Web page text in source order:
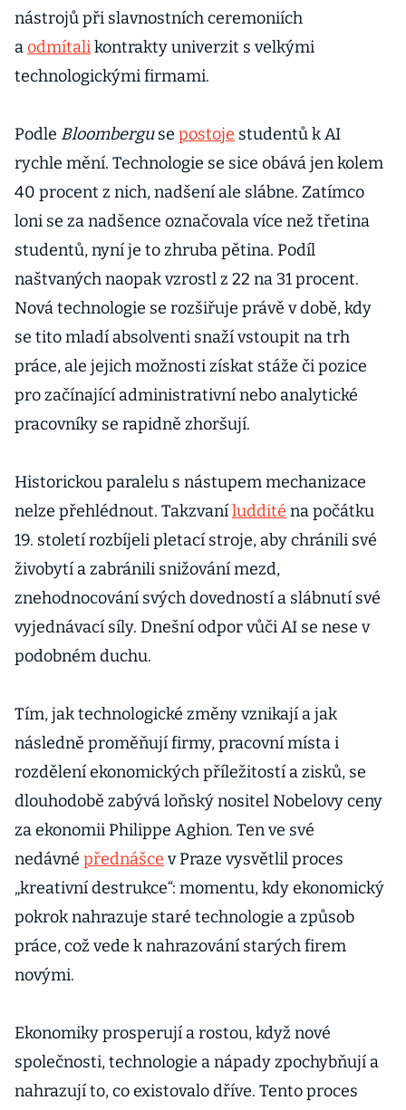
nástrojů při slavnostních ceremoniích
aodmítalikontrakty univerzit s velkými
technologickými firmami.
Podle Bloomberguse postoje studentů k AI
rychle mění. Technologie se sice obává jen kolem
40 procent z nich, nadšení ale slábne. Zatímco
loni se za nadšence označovala více než třetina
studentů, nyní je to zhruba pětina. Podíl
naštvaných naopak vzrostl z 22 na 31 procent.
Nová technologie se rozšiřuje právě v době, kdy
se tito mladí absolventi snaží vstoupit na trh
práce, ale jejich možnosti získat stáže či pozice
pro začínající administrativní nebo analytické
pracovníky se rapidně zhoršují.
Historickou paralelu s nástupem mechanizace
nelze přehlédnout. Takzvaníluddité na počátku
19. století rozbíjeli pletací stroje, aby chránili své
živobytí a zabránili snižování mezd,
znehodnocování svých dovedností a slábnutí své
vyjednávací síly. Dnešní odpor vůči AI se nese v
podobném duchu.
Tím, jak technologické změny vznikají a jak
následně proměňují firmy, pracovní místa i
rozdělení ekonomických příležitostí a zisků, se
dlouhodobě zabývá loňský nositel Nobelovy ceny
za ekonomii Philippe Aghion. Ten ve své
nedávné přednášce v Praze vysvětlil proces
„kreativní destrukce“: momentu, kdy ekonomický
pokrok nahrazuje staré technologie a způsob
práce, což vede k nahrazování starých firem
novými.
Ekonomiky prosperují a rostou, když nové
společnosti, technologie a nápady zpochybňují a
nahrazují to, co existovalo dříve. Tento proces